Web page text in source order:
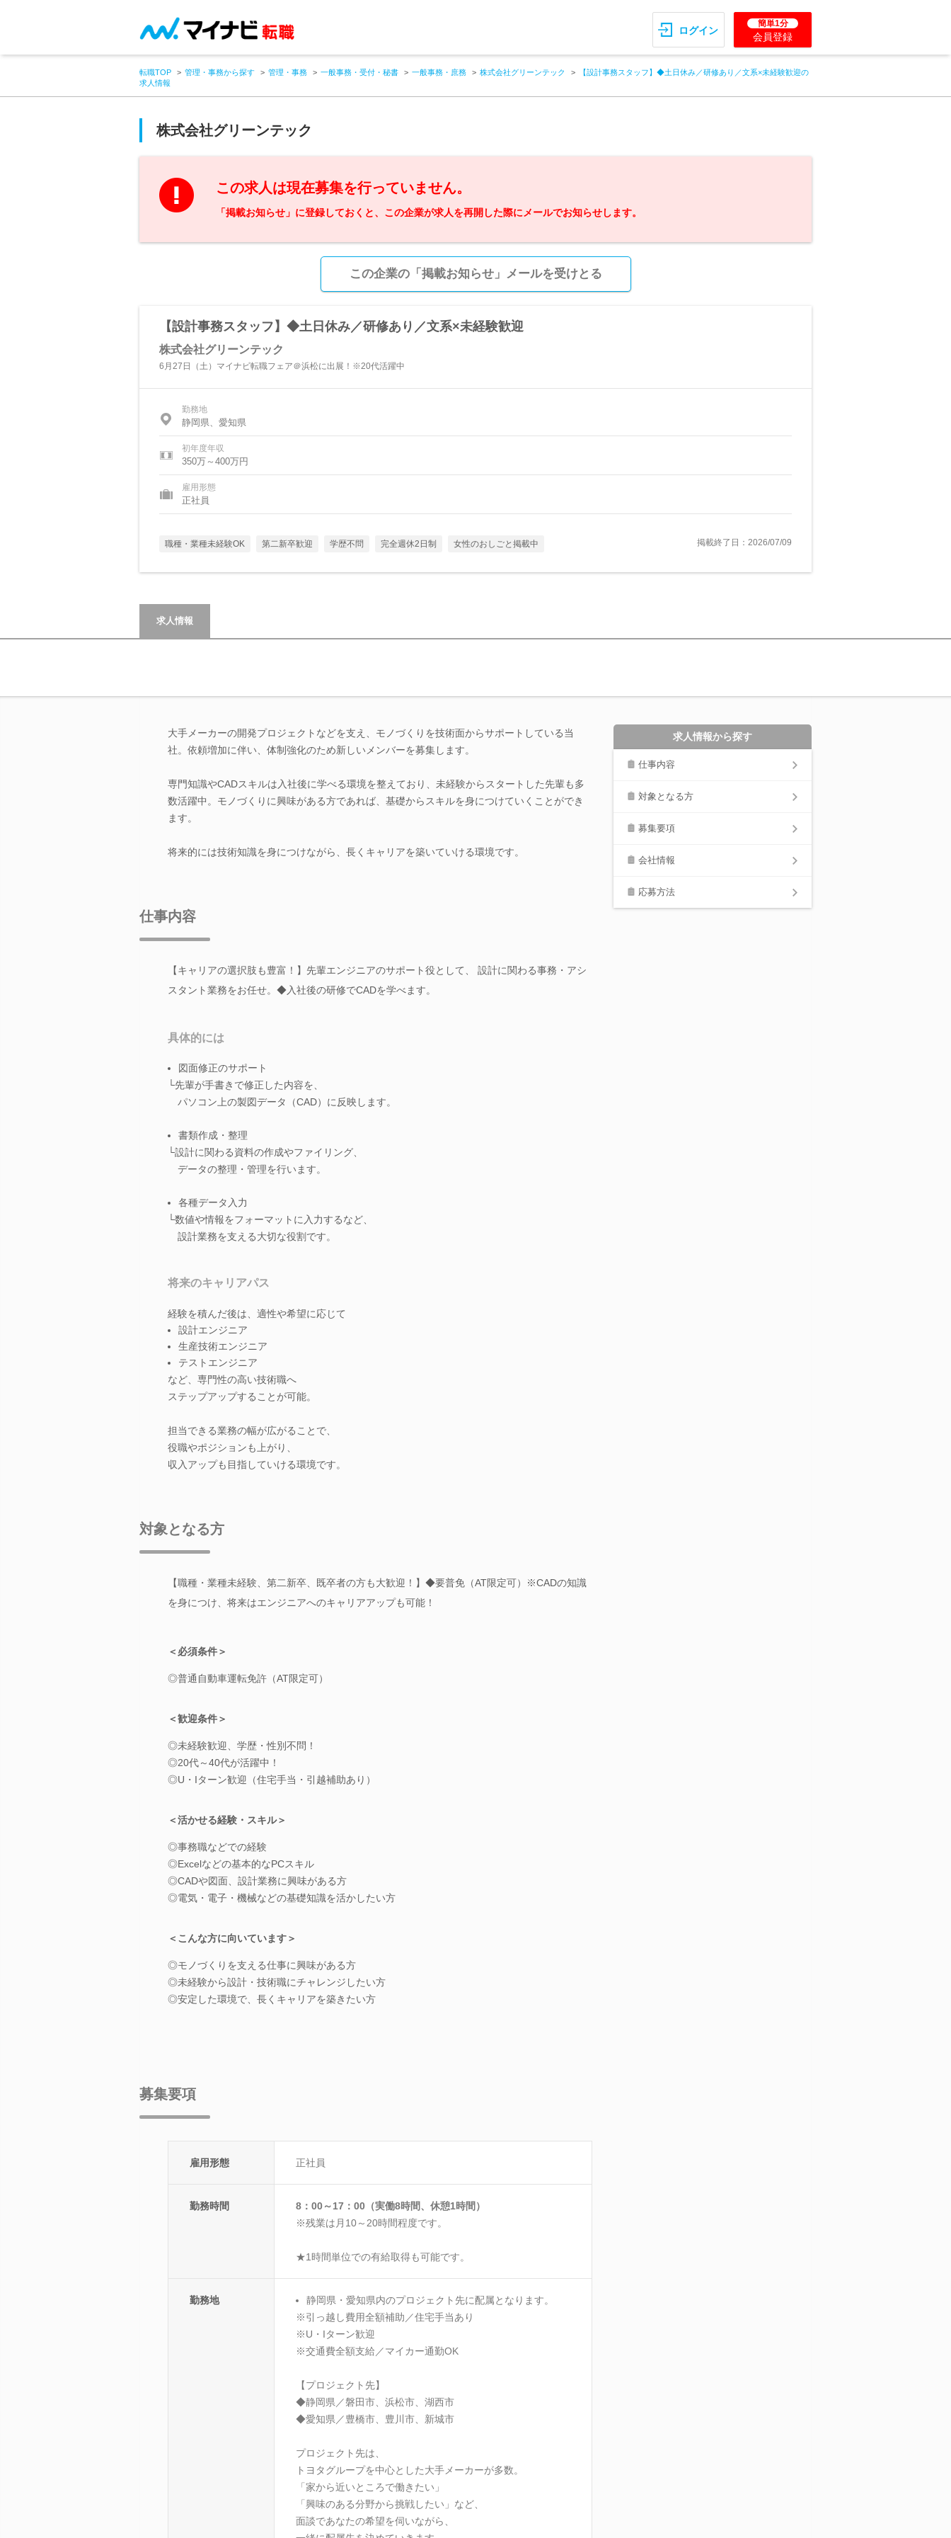
ログイン
簡単1分
会員登録
転職TOP 管理・事務から探す 管理・事務 一般事務・受付・秘書 一般事務・庶務 株式会社グリーンテック
【設計事務スタッフ】◆土日休み／研修あり／文系×未経験歓迎の
求人情報
株式会社グリーンテック
この求人は現在募集を行っていません。
「掲載お知らせ」に登録しておくと、この企業が求人を再開した際にメールでお知らせします。
この企業の「掲載お知らせ」メールを受けとる
【設計事務スタッフ】◆土日休み／研修あり／文系×未経験歓迎
株式会社グリーンテック
6月27日（土）マイナビ転職フェア＠浜松に出展！※20代活躍中
勤務地
静岡県、愛知県
初年度年収
350万～400万円
雇用形態
正社員
職種・業種未経験OK 第二新卒歓迎 学歴不問 完全週休2日制 女性のおしごと掲載中 掲載終了日：2026/07/09
求人情報
大手メーカーの開発プロジェクトなどを支え、モノづくりを技術面からサポートしている当
社。依頼増加に伴い、体制強化のため新しいメンバーを募集します。
専門知識やCADスキルは入社後に学べる環境を整えており、未経験からスタートした先輩も多
数活躍中。モノづくりに興味がある方であれば、基礎からスキルを身につけていくことができ
ます。
将来的には技術知識を身につけながら、長くキャリアを築いていける環境です。
仕事内容
【キャリアの選択肢も豊富！】先輩エンジニアのサポート役として、 設計に関わる事務・アシ
スタント業務をお任せ。◆入社後の研修でCADを学べます。
具体的には
図面修正のサポート
└先輩が手書きで修正した内容を、
パソコン上の製図データ（CAD）に反映します。
書類作成・整理
└設計に関わる資料の作成やファイリング、
データの整理・管理を行います。
各種データ入力
└数値や情報をフォーマットに入力するなど、
設計業務を支える大切な役割です。
将来のキャリアパス
経験を積んだ後は、適性や希望に応じて
設計エンジニア
生産技術エンジニア
テストエンジニア
など、専門性の高い技術職へ
ステップアップすることが可能。
担当できる業務の幅が広がることで、
役職やポジションも上がり、
収入アップも目指していける環境です。
対象となる方
【職種・業種未経験、第二新卒、既卒者の方も大歓迎！】◆要普免（AT限定可）※CADの知識
を身につけ、将来はエンジニアへのキャリアアップも可能！
＜必須条件＞
◎普通自動車運転免許（AT限定可）
＜歓迎条件＞
◎未経験歓迎、学歴・性別不問！
◎20代～40代が活躍中！
◎U・Iターン歓迎（住宅手当・引越補助あり）
＜活かせる経験・スキル＞
◎事務職などでの経験
◎Excelなどの基本的なPCスキル
◎CADや図面、設計業務に興味がある方
◎電気・電子・機械などの基礎知識を活かしたい方
＜こんな方に向いています＞
◎モノづくりを支える仕事に興味がある方
◎未経験から設計・技術職にチャレンジしたい方
◎安定した環境で、長くキャリアを築きたい方
募集要項
雇用形態 正社員
勤務時間
8：00～17：00（実働8時間、休憩1時間）
※残業は月10～20時間程度です。
★1時間単位での有給取得も可能です。
勤務地
静岡県・愛知県内のプロジェクト先に配属となります。
※引っ越し費用全額補助／住宅手当あり
※U・Iターン歓迎
※交通費全額支給／マイカー通勤OK
【プロジェクト先】
◆静岡県／磐田市、浜松市、湖西市
◆愛知県／豊橋市、豊川市、新城市
プロジェクト先は、
トヨタグループを中心とした大手メーカーが多数。
「家から近いところで働きたい」
「興味のある分野から挑戦したい」など、
面談であなたの希望を伺いながら、
求人情報から探す
仕事内容
対象となる方
募集要項
会社情報
応募方法